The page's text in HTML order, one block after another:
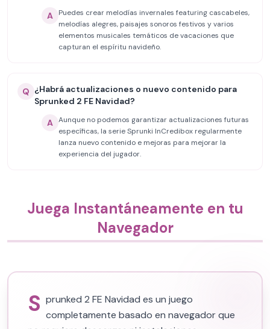
A
Puedes crear melodías invernales featuring cascabeles,
melodías alegres, paisajes sonoros festivos y varios
elementos musicales temáticos de vacaciones que
capturan el espíritu navideño.
Q ¿Habrá actualizaciones o nuevo contenido para
Sprunked 2 FE Navidad?
A Aunque no podemos garantizar actualizaciones futuras
específicas, la serie Sprunki InCredibox regularmente
lanza nuevo contenido e mejoras para mejorar la
experiencia del jugador.
Juega Instantáneamente en tu
Navegador
S prunked 2 FE Navidad es un juego
completamente basado en navegador que